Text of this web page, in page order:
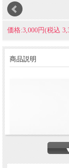
価格:3,000円(税込
商品説明